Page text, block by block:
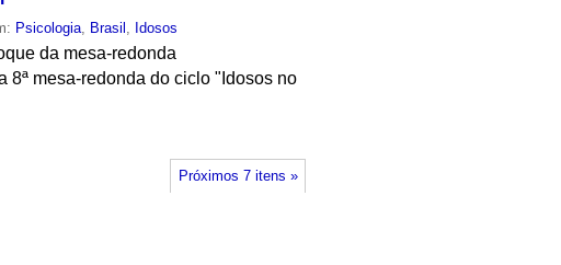
Psicologia, Brasil , Idosos
da mesa-redonda
8ª mesa-redonda do ciclo "Idosos no
Próximos 7 itens »